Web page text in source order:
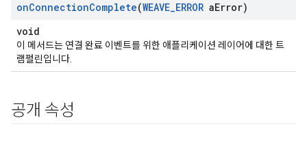
onConnectionComplete(WEAVE_ERROR aError)
void
이 메서드는 연결 완료 이벤트를 위한 애플리케이션 레이어에 대한 트
램펄린입니다.
공개 속성